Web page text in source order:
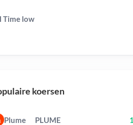
Time low
koersen
Plume PLUME